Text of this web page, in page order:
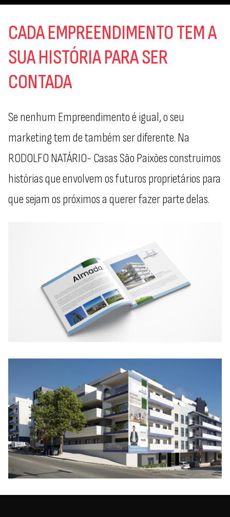
CADA EMPREENDIMENTO TEM A
SUA HISTÓRIA PARA SER
CONTADA
Se nenhum Empreendimento é igual, o seu
marketing tem de também ser diferente. Na
RODOLFO NATÁRIO- Casas São Paixões construimos
histórias que envolvem os futuros proprietários para
que sejam os próximos a querer fazer parte delas.